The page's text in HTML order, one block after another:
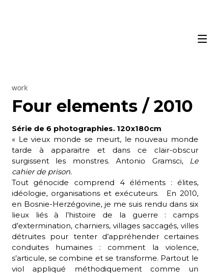
work
Four elements / 2010
Série de 6 photographies. 120x180cm
« Le vieux monde se meurt, le nouveau monde
tarde à apparaitre et dans ce clair-obscur
surgissent les monstres. Antonio Gramsci, Le
cahier de prison.
Tout génocide comprend 4 éléments : élites,
idéologie, organisations et exécuteurs. En 2010,
en Bosnie-Herzégovine, je me suis rendu dans six
lieux liés à l’histoire de la guerre : camps
d’extermination, charniers, villages saccagés, villes
détruites pour tenter d’appréhender certaines
conduites humaines : comment la violence,
s’articule, se combine et se transforme. Partout le
viol appliqué méthodiquement comme un